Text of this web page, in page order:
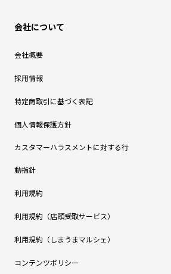
会社について
会社概要
採用情報
特定商取引に基づく表記
個人情報保護方針
カスタマーハラスメントに対する行
動指針
利用規約
利用規約（店頭受取サービス）
利用規約（しまうまマルシェ）
コンテンツポリシー